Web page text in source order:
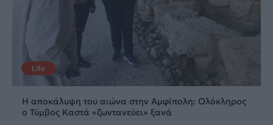
Life
Η αποκάλυψη του αιώνα στην Αμφίπολη: Ολόκληρος
ο Τύμβος Καστά «ζωντανεύει» ξανά